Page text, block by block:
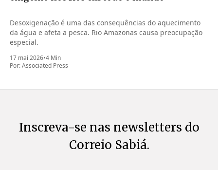
Desoxigenação é uma das consequências do aquecimento
da água e afeta a pesca. Rio Amazonas causa preocupação
especial.
17 mai 2026•4 Min
Por:Associated Press
Inscreva-se nas newsletters do
Correio Sabiá.